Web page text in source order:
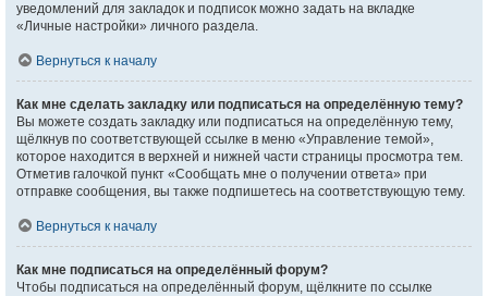
уведомлений для закладок и подписок можно задать на вкладке
«Личные настройки» личного раздела.
Вернуться к началу
Как мне сделать закладку или подписаться на определённую тему?
Вы можете создать закладку или подписаться на определённую тему,
щёлкнув по соответствующей ссылке в меню «Управление темой»,
которое находится в верхней и нижней части страницы просмотра тем.
Отметив галочкой пункт «Сообщать мне о получении ответа» при
отправке сообщения, вы также подпишетесь на соответствующую тему.
Вернуться к началу
Как мне подписаться на определённый форум?
Чтобы подписаться на определённый форум, щёлкните по ссылке